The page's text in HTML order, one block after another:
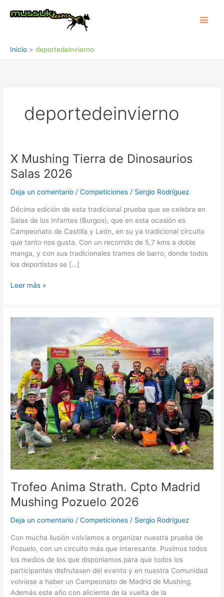
Inicio deportedeinvierno
deportedeinvierno
X Mushing Tierra de Dinosaurios
Salas 2026
Deja un comentario /Competiciones / Sergio Rodríguez
Décima edición de esta tradicional prueba que se celebra en
Salas de los Infantes (Burgos), que en esta ocasión es
Campeonato de Castilla y León, en su ya tradicional circuito
que tanto nos gusta. Con un recorrido de 5,7 kms a doble
manga, y con sus tradicionales tramos de barro, donde todos
los deportistas se […]
X
Mushing
Tierra
de
Salas
2026
Leer más »
Trofeo Anima Strath. Cpto Madrid
Mushing Pozuelo 2026
Deja un comentario /Competiciones / Sergio Rodríguez
Con mucha ilusión volvíamos a organizar nuestra prueba de
Pozuelo, con un circuito más que interesante. Pusimos todos
los medios de los que disponíamos para que todos los
participantes disfrutasen del evento y en nuestra Comunidad
volviese a haber un Campeonato de Madrid de Mushing.
Además este año con aliciente de la vuelta de la
Cpto
Madrid
Mushing
Pozuelo
2026